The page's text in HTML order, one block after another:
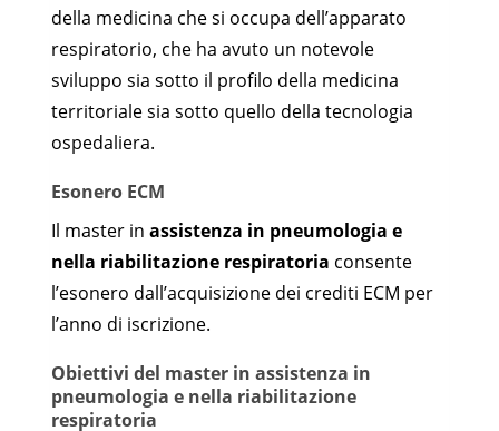
della medicina che si occupa dell’apparato
respiratorio, che ha avuto un notevole
sviluppo sia sotto il profilo della medicina
territoriale sia sotto quello della tecnologia
ospedaliera.
Esonero ECM
Il master in assistenza in pneumologia e
nella riabilitazione respiratoria consente
l’esonero dall’acquisizione dei crediti ECM per
l’anno di iscrizione.
Obiettivi del master in assistenza in
pneumologia e nella riabilitazione
respiratoria